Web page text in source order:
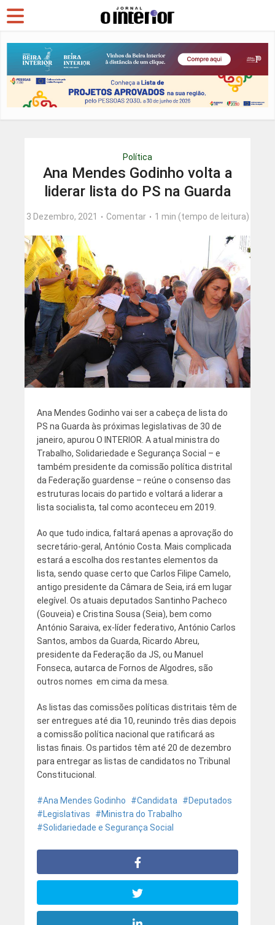
Política
Ana Mendes Godinho volta a
liderar lista do PS na Guarda
3 Dezembro, 2021 Comentar 1 min (tempo de leitura)
Ana Mendes Godinho vai ser a cabeça de lista do
PS na Guarda às próximas legislativas de 30 de
janeiro, apurou O INTERIOR. A atual ministra do
Trabalho, Solidariedade e Segurança Social – e
também presidente da comissão política distrital
da Federação guardense – reúne o consenso das
estruturas locais do partido e voltará a liderar a
lista socialista, tal como aconteceu em 2019.
Ao que tudo indica, faltará apenas a aprovação do
secretário-geral, António Costa. Mais complicada
estará a escolha dos restantes elementos da
lista, sendo quase certo que Carlos Filipe Camelo,
antigo presidente da Câmara de Seia, irá em lugar
elegível. Os atuais deputados Santinho Pacheco
(Gouveia) e Cristina Sousa (Seia), bem como
António Saraiva, ex-líder federativo, António Carlos
Santos, ambos da Guarda, Ricardo Abreu,
presidente da Federação da JS, ou Manuel
Fonseca, autarca de Fornos de Algodres, são
outros nomes em cima da mesa.
As listas das comissões políticas distritais têm de
ser entregues até dia 10, reunindo três dias depois
a comissão política nacional que ratificará as
listas finais. Os partidos têm até 20 de dezembro
para entregar as listas de candidatos no Tribunal
Constitucional.
Ana Mendes Godinho Candidata
Deputados
Legislativas
Ministra do Trabalho
Solidariedade e Segurança Social